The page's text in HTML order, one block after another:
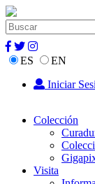
ES
EN
Iniciar
Colección
Visita